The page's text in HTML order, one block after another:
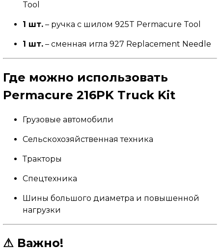
Tool
1 шт.– ручка с шилом 925T Permacure Tool
1 шт.– сменная игла 927 Replacement Needle
Где можно использовать
Permacure 216PK Truck Kit
Грузовые автомобили
Сельскохозяйственная техника
Тракторы
Спецтехника
Шины большого диаметра и повышенной
нагрузки
⚠ Важно!